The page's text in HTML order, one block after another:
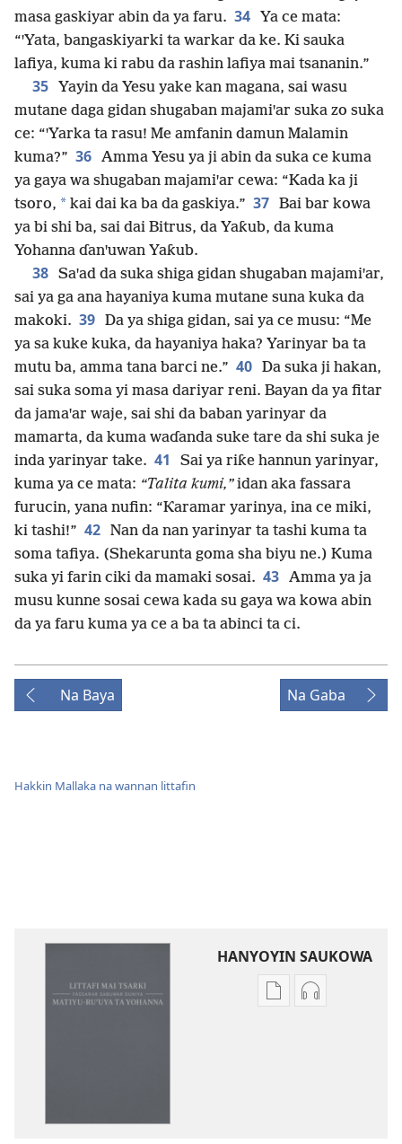
masa gaskiyar abin da ya faru. 34
Ya ce mata:
“ꞌYata, bangaskiyarki ta warkar da ke. Ki sauka
lafiya, kuma ki rabu da rashin lafiya mai tsananin.”
35
Yayin da Yesu yake kan magana, sai wasu
mutane daga gidan shugaban majamiꞌar suka zo suka
ce: “ꞌYarka ta rasu! Me amfanin damun Malamin
kuma?” 36 Amma Yesu ya ji abin da suka ce kuma
ya gaya wa shugaban majamiꞌar cewa: “Kada ka ji
tsoro, * kai dai ka ba da gaskiya.” 37 Bai bar kowa
ya bi shi ba, sai dai Bitrus, da Yaƙub, da kuma
Yohanna ɗanꞌuwan Yaƙub.
38 Saꞌad da suka shiga gidan shugaban majamiꞌar,
sai ya ga ana hayaniya kuma mutane suna kuka da
makoki. 39 Da ya shiga gidan, sai ya ce musu: “Me
ya sa kuke kuka, da hayaniya haka? Yarinyar ba ta
mutu ba, amma tana barci ne.” 40 Da suka ji hakan,
sai suka soma yi masa dariyar reni. Bayan da ya fitar
da jamaꞌar waje, sai shi da baban yarinyar da
mamarta, da kuma waɗanda suke tare da shi suka je
inda yarinyar take. 41
Sai ya riƙe hannun yarinyar,
kuma ya ce mata: “Talita kumi,”idan aka fassara
furucin, yana nufin: “Ƙaramar yarinya, ina ce miki,
ki tashi!” 42 Nan da nan yarinyar ta tashi kuma ta
soma tafiya. (Shekarunta goma sha biyu ne.) Kuma
suka yi farin ciki da mamaki sosai. 43 Amma ya ja
musu kunne sosai cewa kada su gaya wa kowa abin
da ya faru kuma ya ce a ba ta abinci ta ci.
Na Baya Na Gaba
Hakkin Mallaka na wannan littafin
HANYOYIN SAUKOWA
SaukoSauko